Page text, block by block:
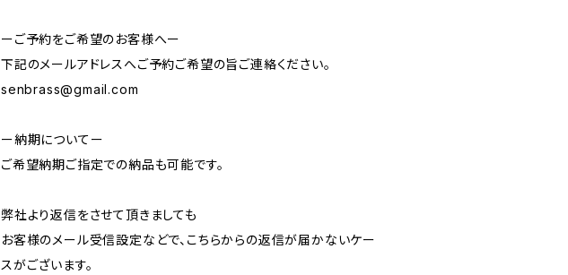
ーご予約をご希望のお客様へー
下記のメールアドレスへご予約ご希望の旨ご連絡ください。
senbrass@gmail.com
ー納期についてー
ご希望納期ご指定での納品も可能です。
弊社より返信をさせて頂きましても
お客様のメール受信設定などで、こちらからの返信が届かないケー
スがございます。